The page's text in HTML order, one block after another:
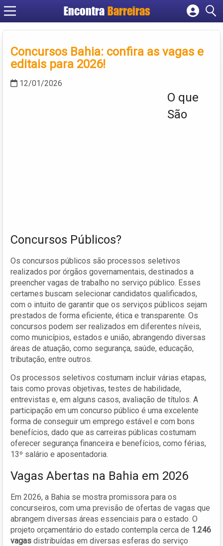
EncontraBarreiras
Cadastrar empresa
Criar conta
Concursos Bahia: confira as vagas e
editais para 2026!
12/01/2026
O que
São
Concursos Públicos?
Os concursos públicos são processos seletivos
realizados por órgãos governamentais, destinados a
preencher vagas de trabalho no serviço público. Esses
certames buscam selecionar candidatos qualificados,
com o intuito de garantir que os serviços públicos sejam
prestados de forma eficiente, ética e transparente. Os
concursos podem ser realizados em diferentes níveis,
como municípios, estados e união, abrangendo diversas
áreas de atuação, como segurança, saúde, educação,
tributação, entre outros.
Os processos seletivos costumam incluir várias etapas,
tais como provas objetivas, testes de habilidade,
entrevistas e, em alguns casos, avaliação de títulos. A
participação em um concurso público é uma excelente
forma de conseguir um emprego estável e com bons
benefícios, dado que as carreiras públicas costumam
oferecer segurança financeira e benefícios, como férias,
13º salário e aposentadoria.
Vagas Abertas na Bahia em 2026
Em 2026, a Bahia se mostra promissora para os
concurseiros, com uma previsão de ofertas de vagas que
abrangem diversas áreas essenciais para o estado. O
projeto orçamentário do estado contempla cerca de 1.246
vagas distribuídas em diversas esferas do serviço